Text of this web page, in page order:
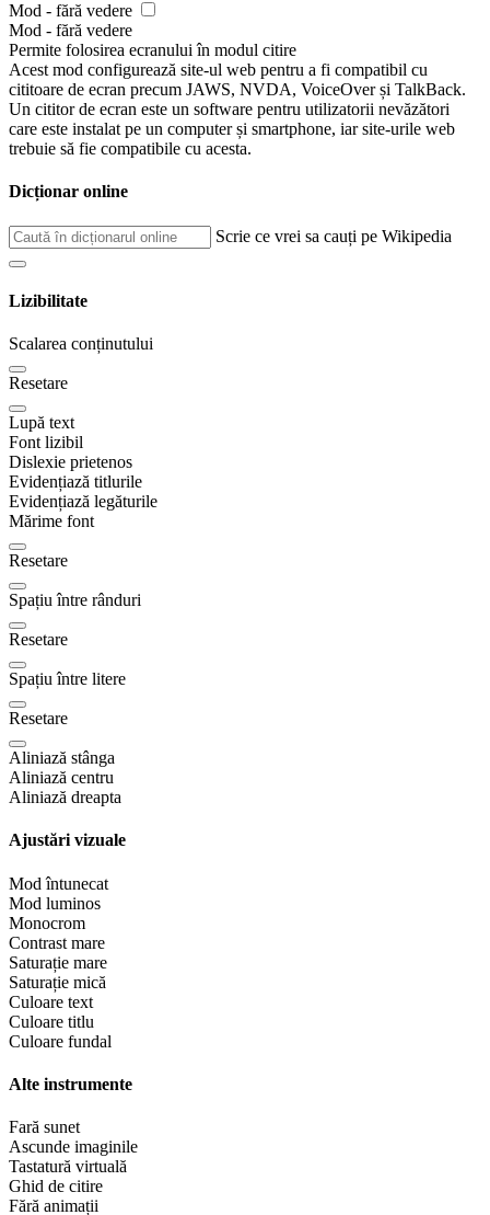
Mod - fără vedere
Mod - fără vedere
Permite folosirea ecranului în modul citire
Acest mod configurează site-ul web pentru a fi compatibil cu
cititoare de ecran precum JAWS, NVDA, VoiceOver și TalkBack.
Un cititor de ecran este un software pentru utilizatorii nevăzători
care este instalat pe un computer și smartphone, iar site-urile web
trebuie să fie compatibile cu acesta.
Dicționar online
Scrie ce vrei sa cauți pe Wikipedia
Lizibilitate
Scalarea conținutului
Resetare
Lupă text
Font lizibil
Dislexie prietenos
Evidențiază titlurile
Evidențiază legăturile
Mărime font
Resetare
Spațiu între rânduri
Resetare
Spațiu între litere
Resetare
Aliniază stânga
Aliniază centru
Aliniază dreapta
Ajustări vizuale
Mod întunecat
Mod luminos
Monocrom
Contrast mare
Saturație mare
Saturație mică
Culoare text
Culoare titlu
Culoare fundal
Alte instrumente
Fară sunet
Ascunde imaginile
Tastatură virtuală
Ghid de citire
Fără animații